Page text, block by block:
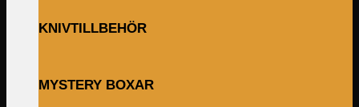
KNIVTILLBEHÖR
MYSTERY BOXAR